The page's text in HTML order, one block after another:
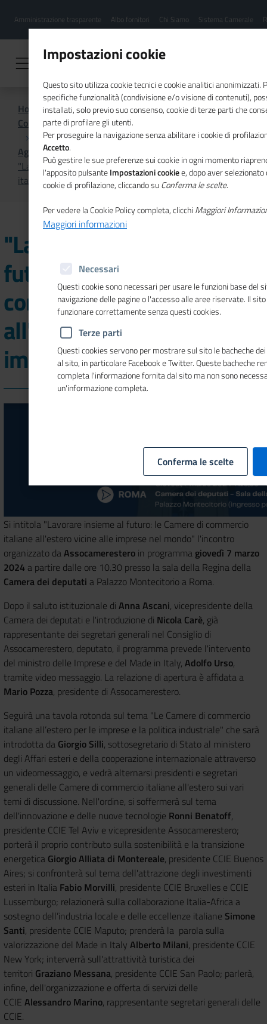
contenuto
Menu
hamburgher
Amministrazione trasparente Albo fornitori Chi Siamo Sistema Camerale
Home
Comunicazione istituzionale per il sistema camerale
Agenda
"Lavorare insieme al futuro: le Camere di commercio
italiane all'estero vicine alle imprese nel mondo"
"Lavorare insieme al
futuro: le Camere di
commercio italiane
all'estero vicine alle
imprese nel mondo"
Si intitola "Lavorare insieme al futuro: le Camere di commercio
italiane all'estero vicine alle imprese nel mondo" l'incontro
organizzato daAssocamerestero in programma giovedì 7 marzo
2024 a partire dalle ore 10.30 presso la sala della Regina della
Camera dei deputati a Palazzo Montecitorio a Roma.
Dopo il saluto istituzionale di Anna Ascani, vicepresidente della
Camera dei deputati e l'introduzione di Nicola Carè, già
rappresentante dei segretari generali nel Consiglio di
Assocamerestero, deputato, il programma prevede l'intervento
del ministro delle Imprese e del Made in Italy, Adolfo Urso,
tramite video messaggio. La relazione di apertura è affidata a
Mario Pozza, presidente di Assocamerestero.
Seguirà una tavola rotonda sul tema "Le Camere di commercio
italiane all’estero per le imprese e la politica industriale" che sarà
introdotta da Giorgio Silli, sottosegretario di Stato al ministero
degli Affari esteri e della cooperazione internazionale attraverso
un videomessaggio, e vedrà alternarsi presidenti e segretari
generali delle Camere di commercio italiane all'estero sui vari
temi di discussione. Nell'ordine, si soffermerà sul tema
dell'innovazione e delle nuove tecnologie Ronni Benatoff,
presidente CCIE Tel Aviv e vicepresidente Assocamerestero;
porterà il proprio contributo sulla sostenibilità e la transizione
energetica Giorgio Alliata di Montereale, presidente CCIE Buenos
Aires; si confronterà sul tema dell'attrazione degli investimenti
esteri in Italia Fabio Morvilli, presidente CCIE Bruxelles e CCIE
Lussemburgo; relazionerà sulla collaborazione Italia-Africa a
sostegno dell’industria locale e delle eccellenze italiane Simone
Santi, presidente CCIE Maputo; prenderà la parola sulla
valorizzazione del Made in Italy Alberto Milani, presidente CCIE
New York; interverrà sull'attrattività turistica dei
territori Graziano Messana, presidente CCIE San Paolo; parlerà,
infine, dell'organizzazione e offerta di servizi delle
CCIE Alessandro Marino, rappresentante segretari generali delle
CCIE.
Impostazioni cookie
Questo sito utilizza cookie tecnici e cookie analitici anonimizzati.
specifiche funzionalità (condivisione e/o visione di contenuti),
installati, solo previo suo consenso, cookie di terze parti che
parte di profilare gli utenti.
Per proseguire la navigazione senza abilitare i cookie di
Accetto.
Può gestire le sue preferenze sui cookie in ogni momento
l'apposito pulsanteImpostazioni cookiee, dopo aver
cookie di profilazione, cliccando suConferma le scelte.
Per vedere la Cookie Policy completa, clicchi Maggiori
Maggiori informazioni
Necessari
Questi cookie sono necessari per usare le funzioni base del
navigazione delle pagine o l'accesso alle aree riservate. Il
funzionare correttamente senza questi cookies.
Terze parti
Questi cookies servono per mostrare sul sito le bacheche
al sito, in particolare Facebook e Twitter. Queste bacheche
completa l'informazione fornita dal sito ma non sono
un'informazione completa.
Conferma le scelte